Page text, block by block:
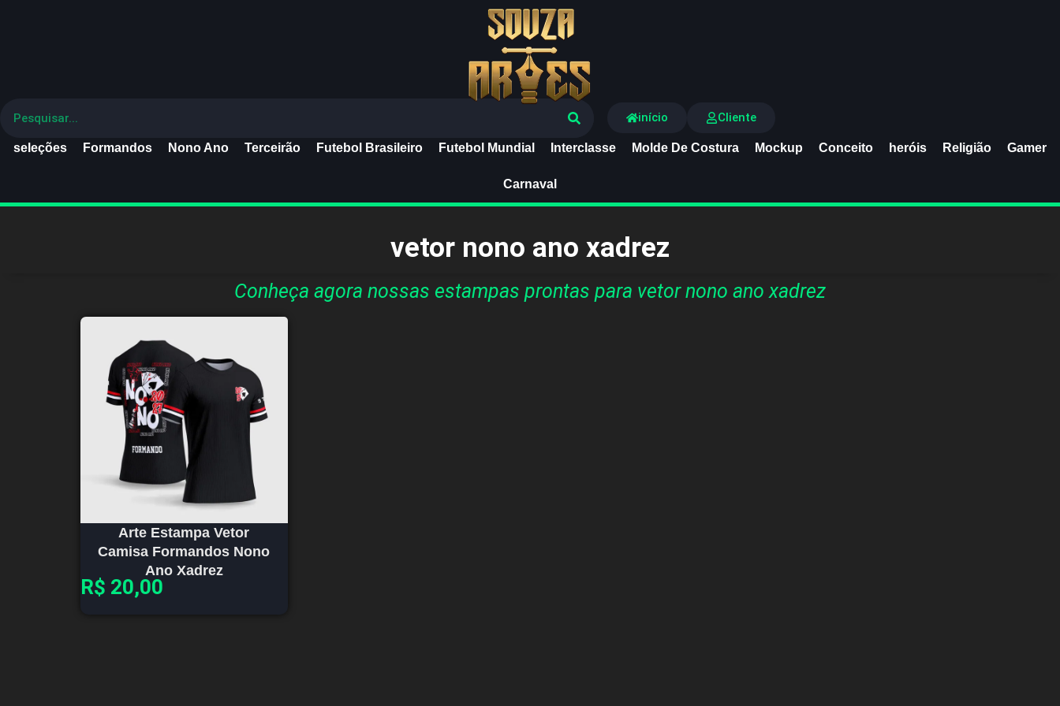
seleções Formandos Nono Ano Terceirão Futebol Brasileiro Futebol Mundial Interclasse Molde De Costura Mockup Conceito heróis Religião Gamer
Carnaval
início Cliente
vetor nono ano xadrez
Conheça agora nossas estampas prontas para vetor nono ano xadrez
Arte Estampa Vetor
Camisa Formandos Nono
Ano Xadrez
R$ 20,00